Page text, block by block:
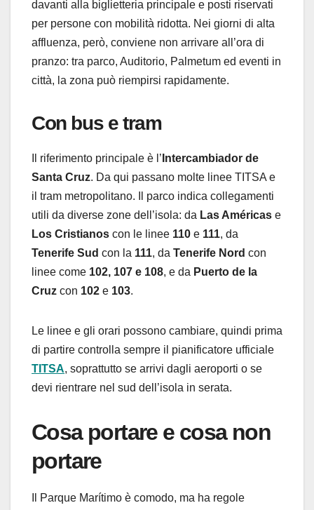
davanti alla biglietteria principale e posti riservati
per persone con mobilità ridotta. Nei giorni di alta
affluenza, però, conviene non arrivare all’ora di
pranzo: tra parco, Auditorio, Palmetum ed eventi in
città, la zona può riempirsi rapidamente.
Con bus e tram
Il riferimento principale è l’ Intercambiador de
Santa Cruz. Da qui passano molte linee TITSA e
il tram metropolitano. Il parco indica collegamenti
utili da diverse zone dell’isola: da Las Américas e
Los Cristianos con le linee 110 e 111, da
Tenerife Sud con la 111, da Tenerife Nord con
linee come 102, 107 e 108, e da Puerto de la
Cruz con 102 e 103.
Le linee e gli orari possono cambiare, quindi prima
di partire controlla sempre il pianificatore ufficiale
TITSA, soprattutto se arrivi dagli aeroporti o se
devi rientrare nel sud dell’isola in serata.
Cosa portare e cosa non
portare
Il Parque Marítimo è comodo, ma ha regole